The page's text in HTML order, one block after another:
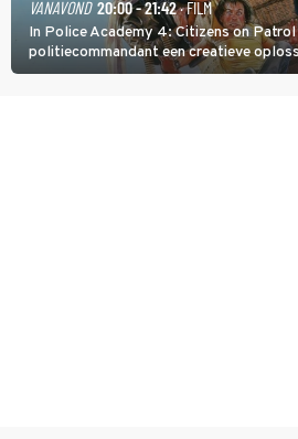
VANAVOND 20:00 - 21:42· FILM
In Police Academy 4: Citizens on Patrol
politiecommandant een creatieve
agenten.